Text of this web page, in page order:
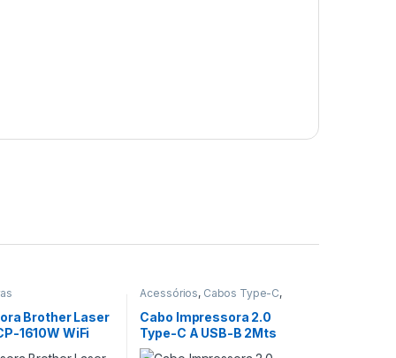
Brother Laser
1610W WiFi
Acessórios, Cabos Type-C,
Cabo Impressora 2.0
Type-C A USB-B 2Mts
Aisens